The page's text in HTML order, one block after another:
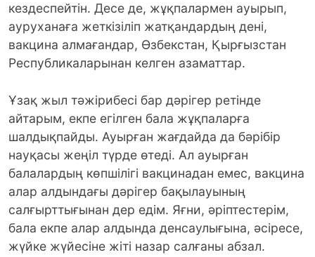
кездеспейтін. Десе де, жұқпалармен ауырып,
ауруханаға жеткізіліп жатқандардың дені,
вакцина алмағандар, Өзбекстан, Қырғызстан
Республикаларынан келген азаматтар.
Ұзақ жыл тәжірибесі бар дәрігер ретінде
айтарым, екпе егілген бала жұқпаларға
шалдықпайды. Ауырған жағдайда да бәрібір
науқасы жеңіл түрде өтеді. Ал ауырған
балалардың көпшілігі вакцинадан емес, вакцина
алар алдындағы дәрігер бақылауының
салғырттығынан дер едім. Яғни, әріптестерім,
бала екпе алар алдында денсаулығына, әсіресе,
жүйке жүйесіне жіті назар салғаны абзал.